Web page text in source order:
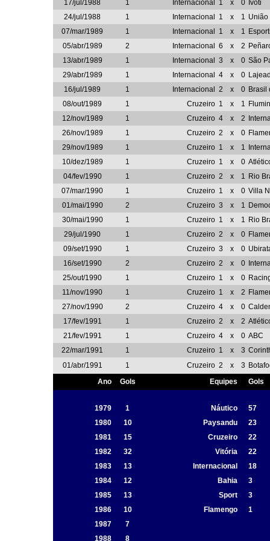
17/jul/1988 1 Internacional 1 x 0
Ivoti
24/jul/1988
1 Internacional 1 x 1 União
07/mar/1989
1 Internacional 1 x 1
05/abr/1989
2 Internacional 6 x 2
13/abr/1989
1 Internacional 3 x 0 São
29/abr/1989
1 Internacional 4 x 0
16/jul/1989
1 Internacional 2 x 0 Brasil
08/out/1989
1 Cruzeiro 1 x 1
12/nov/1989
1 Cruzeiro 4 x 2
26/nov/1989
1 Cruzeiro 2 x 0
29/nov/1989
1 Cruzeiro 1 x 1
10/dez/1989
1 Cruzeiro 1 x 0
04/fev/1990
1 Cruzeiro 2 x 1 Rio
07/mar/1990
1 Cruzeiro 1 x 0 Villa
01/mai/1990
2 Cruzeiro 3 x 1
30/mai/1990
1 Cruzeiro 1 x 1 Rio
29/jul/1990
1 Cruzeiro 2 x 0
09/set/1990
1 Cruzeiro 3 x 0
16/set/1990
2 Cruzeiro 2 x 0
25/out/1990
1 Cruzeiro 1 x 0
11/nov/1990
1 Cruzeiro 1 x 2
27/nov/1990
2 Cruzeiro 4 x 0
17/fev/1991
1 Cruzeiro 2 x 2
21/fev/1991
1 Cruzeiro 4 x 0 ABC
22/mar/1991
1 Cruzeiro 1 x 3
01/abr/1991
1 Cruzeiro 2 x 3
Ano
Gols Equipes Gols
1979 1 Náutico
57
1980
10 Paysandu
23
1981
15 Cruzeiro
22
1982
32 Vitória
22
1983
13 Internacional
18
1984
12 Bahia
3
1985
13 Sport
3
1986
10 Flamengo
1
1987
7
1988
8